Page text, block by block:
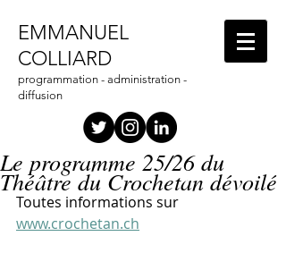
EMMANUEL
COLLIARD
programmation - administration -
diffusion
Le programme 25/26 du
Théâtre du Crochetan dévoilé
Toutes informations sur
www.crochetan.ch